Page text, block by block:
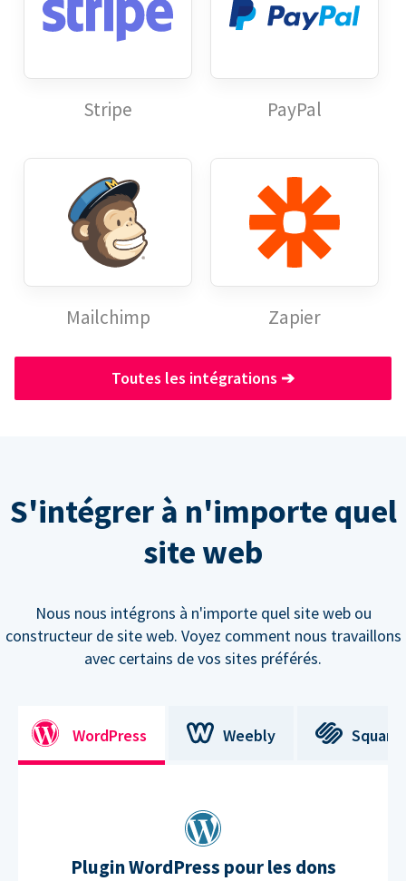
Stripe PayPal
Mailchimp Zapier
Toutes les intégrations ➔
S'intégrer à n'importe quel
site web
Nous nous intégrons à n'importe quel site web ou
constructeur de site web. Voyez comment nous travaillons
avec certains de vos sites préférés.
WordPress Weebly
Plugin WordPress pour les dons